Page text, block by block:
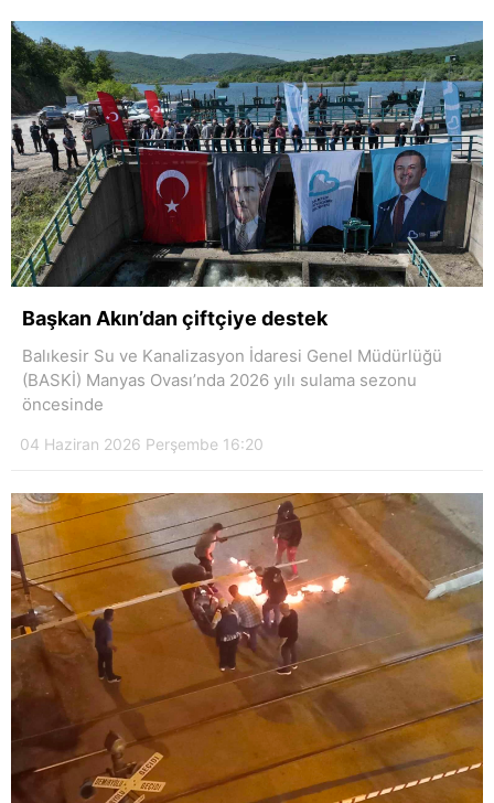
Başkan Akın’dan çiftçiye destek
Balıkesir Su ve Kanalizasyon İdaresi Genel Müdürlüğü
(BASKİ) Manyas Ovası’nda 2026 yılı sulama sezonu
öncesinde
04 Haziran 2026 Perşembe 16:20